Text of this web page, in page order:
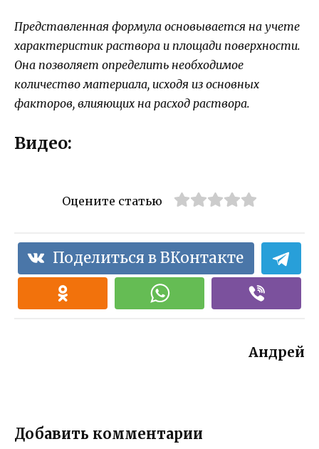
Представленная формула основывается на учете
характеристик раствора и площади поверхности.
Она позволяет определить необходимое
количество материала, исходя из основных
факторов, влияющих на расход раствора.
Видео:
Оцените статью
Поделиться в ВКонтакте
Андрей
Добавить комментарии